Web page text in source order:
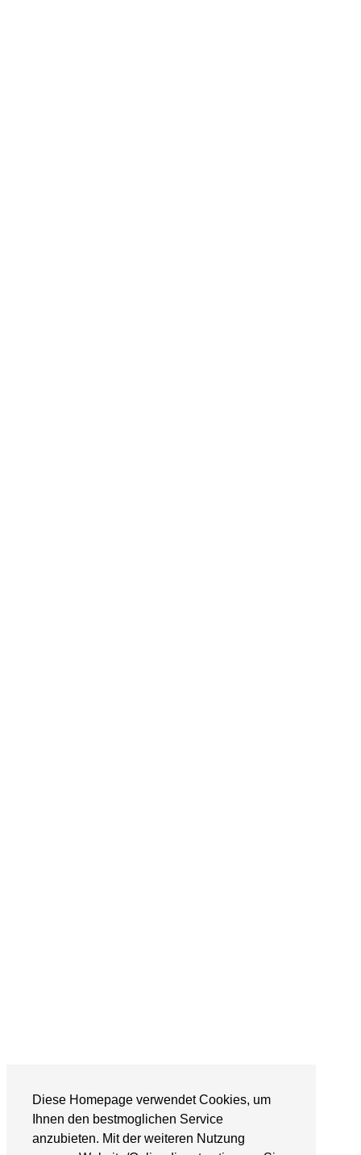
Diese Homepage verwendet Cookies, um
Ihnen den bestmoglichen Service
anzubieten. Mit der weiteren Nutzung